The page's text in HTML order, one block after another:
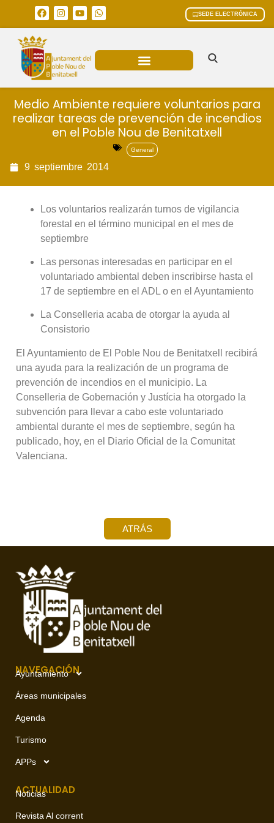
SEDE ELECTRÓNICA
Medio Ambiente requiere voluntarios para
realizar tareas de prevención de incendios
en el Poble Nou de Benitatxell
General
9 septiembre 2014
Los voluntarios realizarán turnos de vigilancia
forestal en el término municipal en el mes de
septiembre
Las personas interesadas en participar en el
voluntariado ambiental deben inscribirse hasta el
17 de septiembre en el ADL o en el Ayuntamiento
La Conselleria acaba de otorgar la ayuda al
Consistorio
El Ayuntamiento de El Poble Nou de Benitatxell recibirá
una ayuda para la realización de un programa de
prevención de incendios en el municipio. La
Conselleria de Gobernación y Justícia ha otorgado la
subvención para llevar a cabo este voluntariado
ambiental durante el mes de septiembre, según ha
publicado, hoy, en el Diario Oficial de la Comunitat
Valenciana.
ATRÁS
NAVEGACIÓN
Ayuntamiento
Áreas municipales
Agenda
Turismo
APPs
ACTUALIDAD
Noticias
Revista Al corrent